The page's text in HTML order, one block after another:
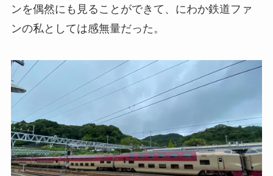
ンを偶然にも見ることができて、にわか鉄道ファ
ンの私としては感無量だった。